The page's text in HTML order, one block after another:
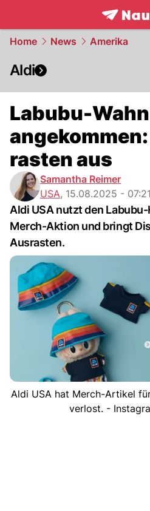
Home News Amerika
Aldi
Labubu-
rasten aus
Samantha Reimer
USA, 15.08.2025 - 07:21
Aldi USA nutzt den
Merch-Aktion und bringt
Ausrasten.
Aldi USA hat Merch-Artikel
verlost. -